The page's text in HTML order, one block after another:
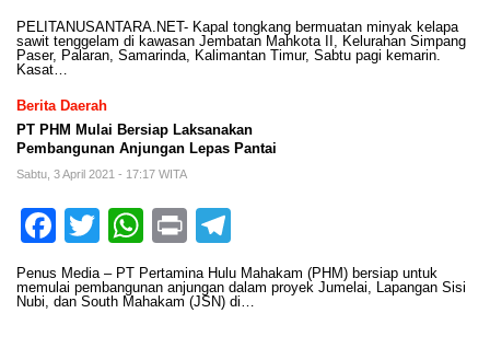
PELITANUSANTARA.NET- Kapal tongkang bermuatan minyak kelapa
sawit tenggelam di kawasan Jembatan Mahkota II, Kelurahan Simpang
Paser, Palaran, Samarinda, Kalimantan Timur, Sabtu pagi kemarin.
Kasat…
Berita Daerah
PT PHM Mulai Bersiap Laksanakan
Pembangunan Anjungan Lepas Pantai
Sabtu, 3 April 2021 - 17:17 WITA
Facebook
TwitterWhatsApp
Print
Penus Media – PT Pertamina Hulu Mahakam (PHM) bersiap untuk
memulai pembangunan anjungan dalam proyek Jumelai, Lapangan Sisi
Nubi, dan South Mahakam (JSN) di…